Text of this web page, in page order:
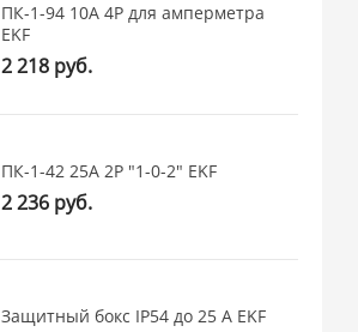
ПК-1-94 10А 4P для амперметра
EKF
2 218 руб.
ПК-1-42 25А 2P "1-0-2" EKF
2 236 руб.
Защитный бокс IP54 до 25 А EKF